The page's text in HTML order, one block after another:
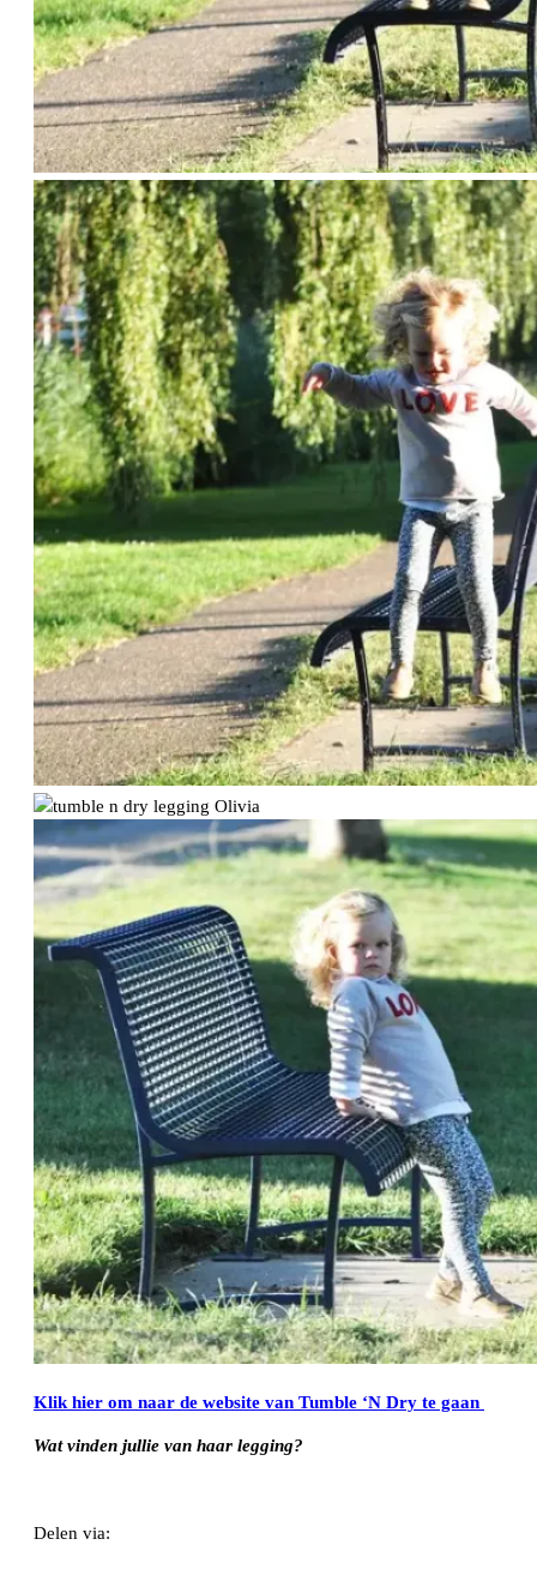
Klik hier om naar de website van Tumble ‘N Dry te gaan
Wat vinden jullie van haar legging?
Delen via: